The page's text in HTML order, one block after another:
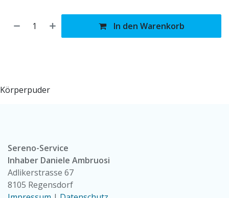
In den Warenkorb
Körperpuder
Sereno-Service
Inhaber Daniele Ambruosi
Adlikerstrasse 67
8105 Regensdorf